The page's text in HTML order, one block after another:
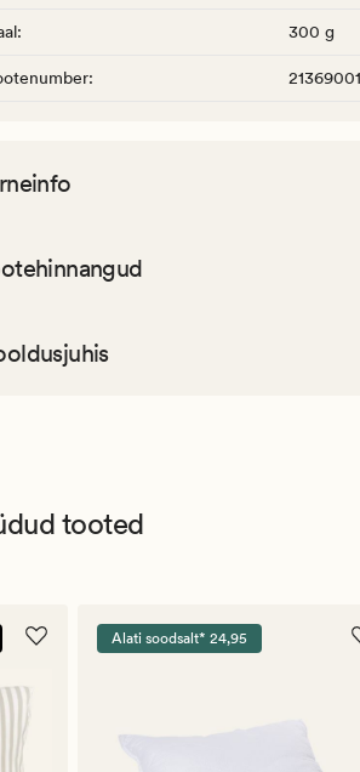
: 300 g
:
tooted
Alati soodsalt* 24,95